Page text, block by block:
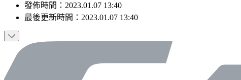
發佈時間： 2023.01.07 13:40
最後更新時間： 2023.01.07 13:40